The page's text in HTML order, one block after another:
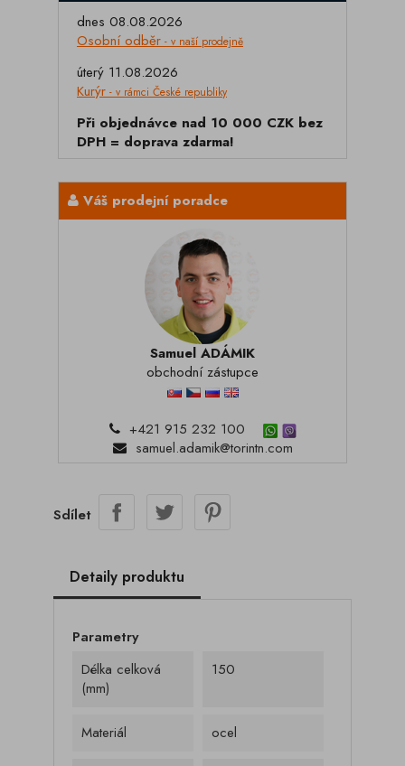
dnes 08.08.2026
Osobní odběr - v naší prodejně
úterý 11.08.2026
Kurýr - v rámci České republiky
Při objednávce nad 10 000 CZK bez
DPH = doprava zdarma!
Váš prodejní poradce
Samuel ADÁMIK
obchodní zástupce
+421 915 232 100
samuel.adamik@torintn.com
Sdílet
Detaily produktu
Parametry
Délka celková
(mm)
150
Materiál ocel